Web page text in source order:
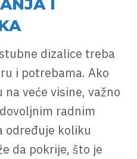
I
dizalice treba
i potrebama. Ako
veće visine, važno
radnim
određuje koliku
da pokrije, što je